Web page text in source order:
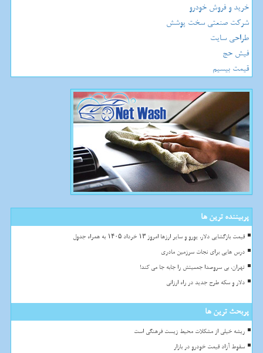
خرید و فروش خودرو
شرکت صنعتی سخت پوشش
طراحی سایت
فیش حج
قیمت بیسیم
پربیننده ترین ها
قیمت بازگشایی دلار، یورو و سایر ارزها امروز ۱۳ خرداد ۱۴۰۵ به همراه جدول
درس هایی برای نجات سرزمین مادری
تهران، بی سروصدا جمعیتش را جابه جا می کند!
دلار و سکه طرح جدید در راه ارزانی
پربحث ترین ها
ریشه خیلی از مشکلات محیط زیست فرهنگی است
سقوط آزاد قیمت خودرو در بازار